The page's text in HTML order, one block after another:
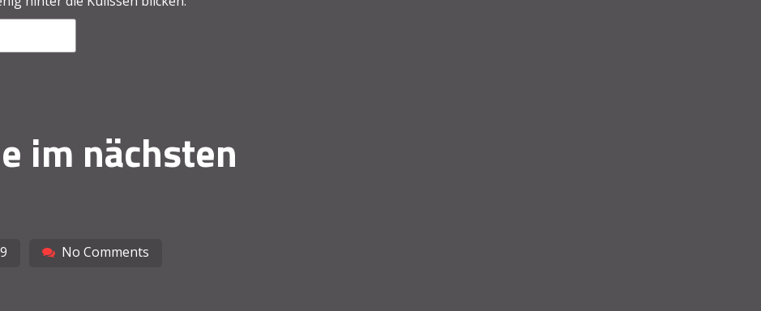
im nächsten
No Comments